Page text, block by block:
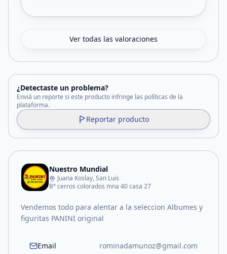
Ver todas las valoraciones
¿Detectaste un problema?
Enviá un reporte si este producto infringe las políticas de la
plataforma.
Reportar producto
Nuestro Mundial
Juana Koslay, San Luis
B° cerros colorados mna 40 casa 27
Vendemos todo para alentar a la seleccion Albumes y
figuritas PANINI original
Email rominadamunoz@gmail.com